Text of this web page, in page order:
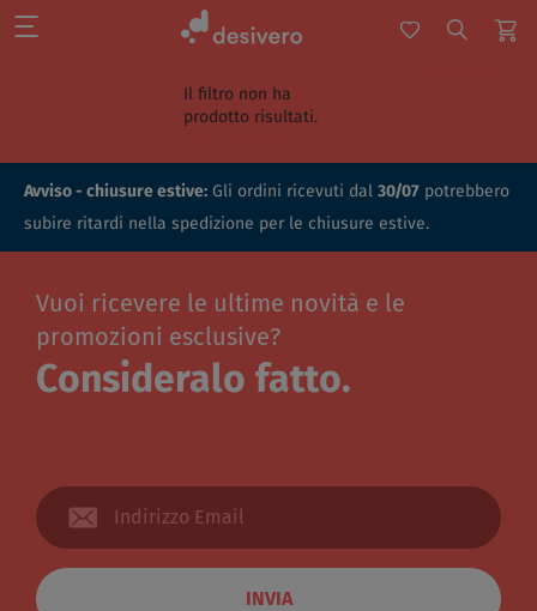
Il filtro non ha
prodotto risultati.
Avviso - chiusure estive: Gli ordini ricevuti dal 30/07 potrebbero
subire ritardi nella spedizione per le chiusure estive.
Vuoi ricevere le ultime novità e le
promozioni esclusive?
Consideralo fatto.
INVIA